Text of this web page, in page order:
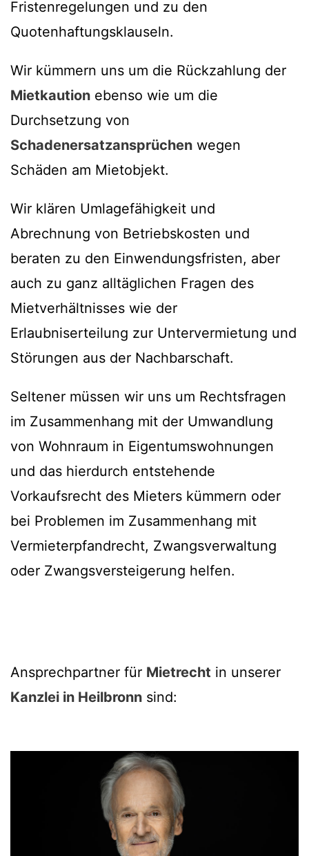
Fristenregelungen und zu den
Quotenhaftungsklauseln.
Wir kümmern uns um die Rückzahlung der
Mietkaution ebenso wie um die
Durchsetzung von
Schadenersatzansprüchen wegen
Schäden am Mietobjekt.
Wir klären Umlagefähigkeit und
Abrechnung von Betriebskosten und
beraten zu den Einwendungsfristen, aber
auch zu ganz alltäglichen Fragen des
Mietverhältnisses wie der
Erlaubniserteilung zur Untervermietung und
Störungen aus der Nachbarschaft.
Seltener müssen wir uns um Rechtsfragen
im Zusammenhang mit der Umwandlung
von Wohnraum in Eigentumswohnungen
und das hierdurch entstehende
Vorkaufsrecht des Mieters kümmern oder
bei Problemen im Zusammenhang mit
Vermieterpfandrecht, Zwangsverwaltung
oder Zwangsversteigerung helfen.
Ansprechpartner für Mietrecht in unserer
Kanzlei in Heilbronn sind: